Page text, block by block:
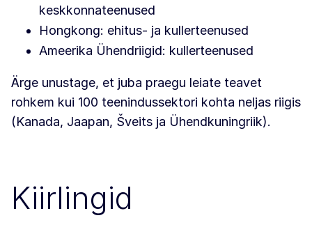
keskkonnateenused
Hongkong: ehitus- ja kullerteenused
Ameerika Ühendriigid: kullerteenused
Ärge unustage, et juba praegu leiate teavet
rohkem kui 100 teenindussektori kohta neljas riigis
(Kanada, Jaapan, Šveits ja Ühendkuningriik).
Kiirlingid